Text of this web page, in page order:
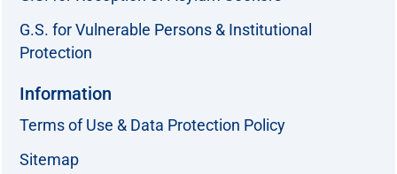
G.S. for Vulnerable Persons & Institutional
Protection
Information
Terms of Use & Data Protection Policy
Sitemap